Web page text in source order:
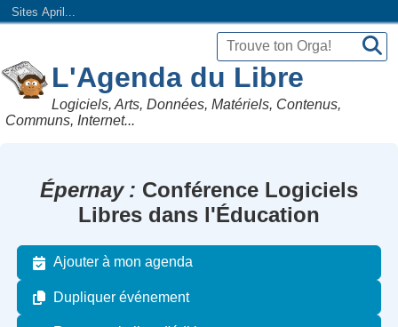
Sites April...
L'Agenda du Libre
Logiciels, Arts, Données, Matériels, Contenus,
Communs, Internet...
Épernay
Conférence Logiciels
Libres dans l'Éducation
Ajouter à mon agenda
Dupliquer événement